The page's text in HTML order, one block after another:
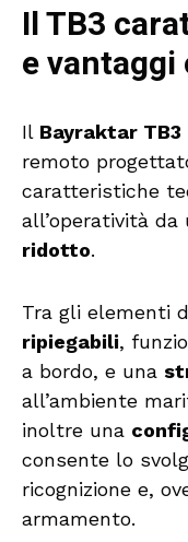
Il TB3
e
Il Bayraktar TB3
remoto
caratteristiche
all’operatività
ridotto.
Tra gli elementi
ripiegabili,
a bordo, e una
all’ambiente
inoltre una
consente lo
ricognizione e,
armamento.